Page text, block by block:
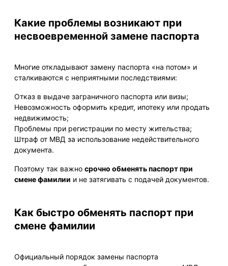
Какие проблемы возникают при
несвоевременной замене паспорта
Многие откладывают замену паспорта «на потом» и
сталкиваются с неприятными последствиями:
Отказ в выдаче заграничного паспорта или визы;
Невозможность оформить кредит, ипотеку или продать
недвижимость;
Проблемы при регистрации по месту жительства;
Штраф от МВД за использование недействительного
документа.
Поэтому так важно срочно обменять паспорт при
смене фамилии и не затягивать с подачей документов.
Как быстро обменять паспорт при
смене фамилии
Официальный порядок замены паспорта